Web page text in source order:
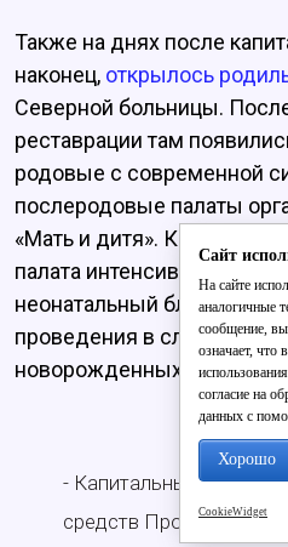
Также на днях после
наконец, открылось
Северной больницы.
реставрации там
родовые с современной
послеродовые палаты
«Мать и дитя». Кроме
палата интенсивной
неонатальный блок, где
проведения в случае
новорожденных. И это не
- Капитальный ремонт
средств Программы
Сайт
На сайте
аналогичные
сообщение, вы
означает, что
согласие на
данных с
Хорошо
CookieWidget